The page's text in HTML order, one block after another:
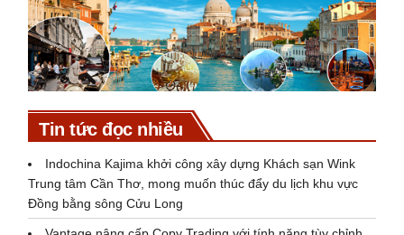
Tin tức đọc nhiều
Indochina Kajima khởi công xây dựng Khách sạn Wink
Trung tâm Cần Thơ, mong muốn thúc đẩy du lịch khu vực
Đồng bằng sông Cửu Long